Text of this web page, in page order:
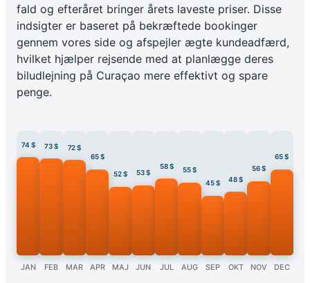
fald og efteråret bringer årets laveste priser. Disse
indsigter er baseret på bekræftede bookinger
gennem vores side og afspejler ægte kundeadfærd,
hvilket hjælper rejsende med at planlægge deres
biludlejning på Curaçao mere effektivt og spare
penge.
74 $
JAN
73 $
FEB
72 $
MAR
65 $
APR
52 $
MAJ
53 $
JUN
58 $
JUL
55 $
AUG
45 $
SEP
48 $
OKT
56 $
NOV
65 $
DEC